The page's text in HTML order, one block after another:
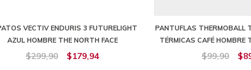
VECTIV ENDURIS 3 FUTURELIGHT
AZUL HOMBRE THE NORTH FACE
$299,90 $179,94
PANTUFLAS THERMOBALL
TÉRMICAS CAFÉ HOMBRE
$99,90